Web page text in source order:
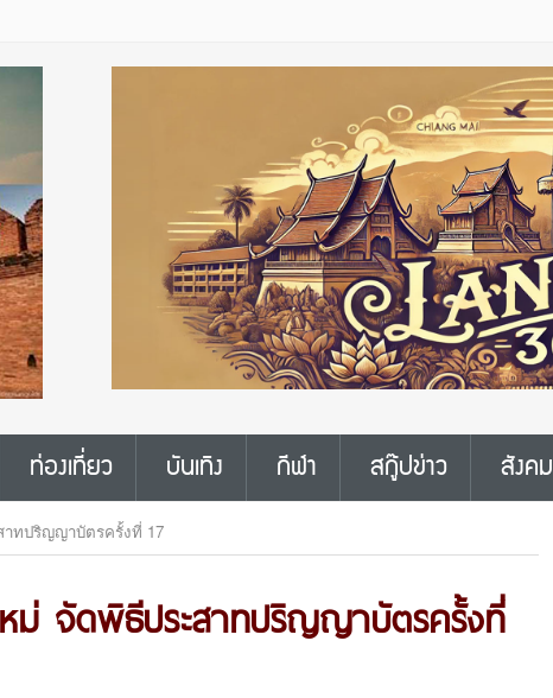
ท่องเที่ยว บันเทิง กีฬา สกู๊ปข่าว สังคม
าทปริญญาบัตรครั้งที่ 17
หม่ จัดพิธีประสาทปริญญาบัตรครั้งที่